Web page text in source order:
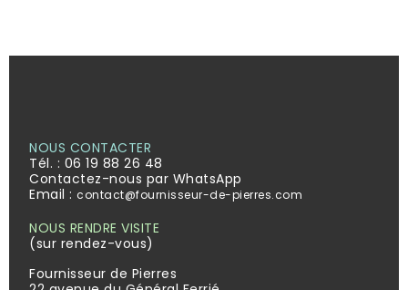
NOUS CONTACTER
Tél. : 06 19 88 26 48
Contactez-nous par WhatsApp
Email : contact@fournisseur-de-pierres.com
NOUS RENDRE VISITE
(sur rendez-vous)
Fournisseur de Pierres